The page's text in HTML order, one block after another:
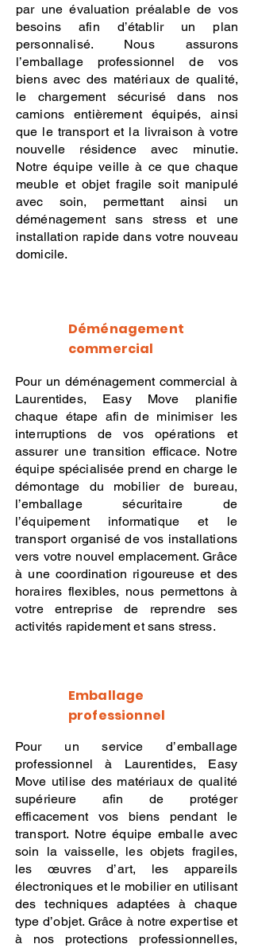
par une évaluation préalable de vos
besoins afin d’établir un plan
personnalisé. Nous assurons
l’emballage professionnel de vos
biens avec des matériaux de qualité,
le chargement sécurisé dans nos
camions entièrement équipés, ainsi
que le transport et la livraison à votre
nouvelle résidence avec minutie.
Notre équipe veille à ce que chaque
meuble et objet fragile soit manipulé
avec soin, permettant ainsi un
déménagement sans stress et une
installation rapide dans votre nouveau
domicile.
Déménagement
commercial
Pour un déménagement commercial à
Laurentides, Easy Move planifie
chaque étape afin de minimiser les
interruptions de vos opérations et
assurer une transition efficace. Notre
équipe spécialisée prend en charge le
démontage du mobilier de bureau,
l’emballage sécuritaire de
l’équipement informatique et le
transport organisé de vos installations
vers votre nouvel emplacement. Grâce
à une coordination rigoureuse et des
horaires flexibles, nous permettons à
votre entreprise de reprendre ses
activités rapidement et sans stress.
Emballage
professionnel
Pour un service d’emballage
professionnel à Laurentides, Easy
Move utilise des matériaux de qualité
supérieure afin de protéger
efficacement vos biens pendant le
transport. Notre équipe emballe avec
soin la vaisselle, les objets fragiles,
les œuvres d’art, les appareils
électroniques et le mobilier en utilisant
des techniques adaptées à chaque
type d’objet. Grâce à notre expertise et
à nos protections professionnelles,